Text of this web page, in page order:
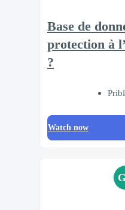
Base de
protection à
?
Watch now